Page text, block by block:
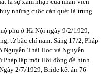
những cuộc càn quét là trung
phu ở Hà Nội ngày 9/2/1929,
từ bắc chí nam. Sáng 17/2, Pháp
Nguyễn Thái Học và Nguyễn
Pháp lập một Hội đồng đề hình
2/7/1929, Bride kết án 76